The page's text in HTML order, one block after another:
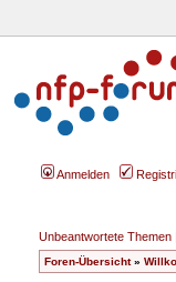
Anmelden
Unbeantwortete Themen
Foren-Übersicht»